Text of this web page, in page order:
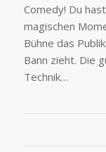
Comedy! Du
magischen
Bühne das
Bann zieht. Die
Technik…